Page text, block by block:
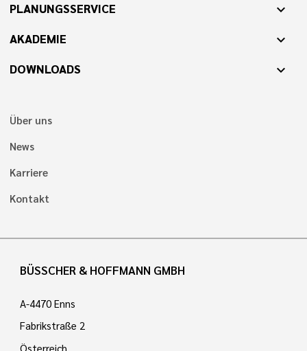
PLANUNGSSERVICE expand_more
AKADEMIE expand_more
DOWNLOADS expand_more
Über uns
News
Karriere
Kontakt
BÜSSCHER & HOFFMANN GMBH
A-4470 Enns
Fabrikstraße 2
Österreich